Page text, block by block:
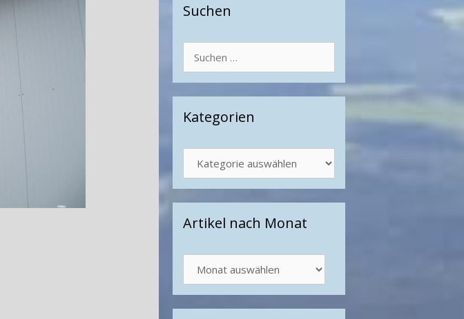
Suchen
nach:
Kategorien
Artikel nach Monat
nach
Monat